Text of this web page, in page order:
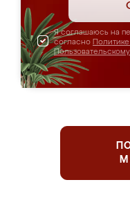
Я соглашаюсь на
согласно